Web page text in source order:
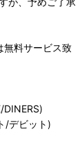
無料サービス致
DINERS)
/デビット)